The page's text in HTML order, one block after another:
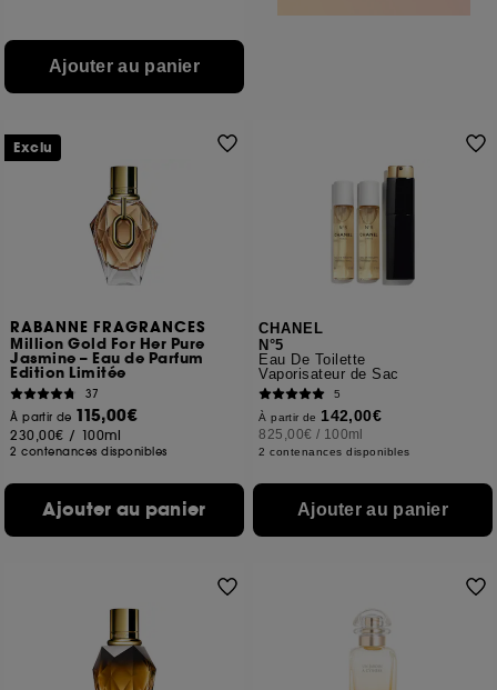
Ajouter au panier
RABANNE FRAGRANCES
Million Gold For Her Pure
Jasmine – Eau de Parfum
Edition Limitée
37
À partir de 115,00€
230,00€ / 100ml
2 contenances disponibles
Ajouter au panier
Exclu
CHANEL
N°5
Eau De Toilette
Vaporisateur de Sac
5
À partir de 142,00€
825,00€ / 100ml
2 contenances disponibles
Ajouter au panier